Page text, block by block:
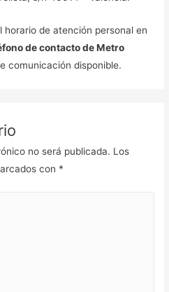
de atención personal en
de contacto de Metro
comunicación disponible.
no será publicada. Los
con *